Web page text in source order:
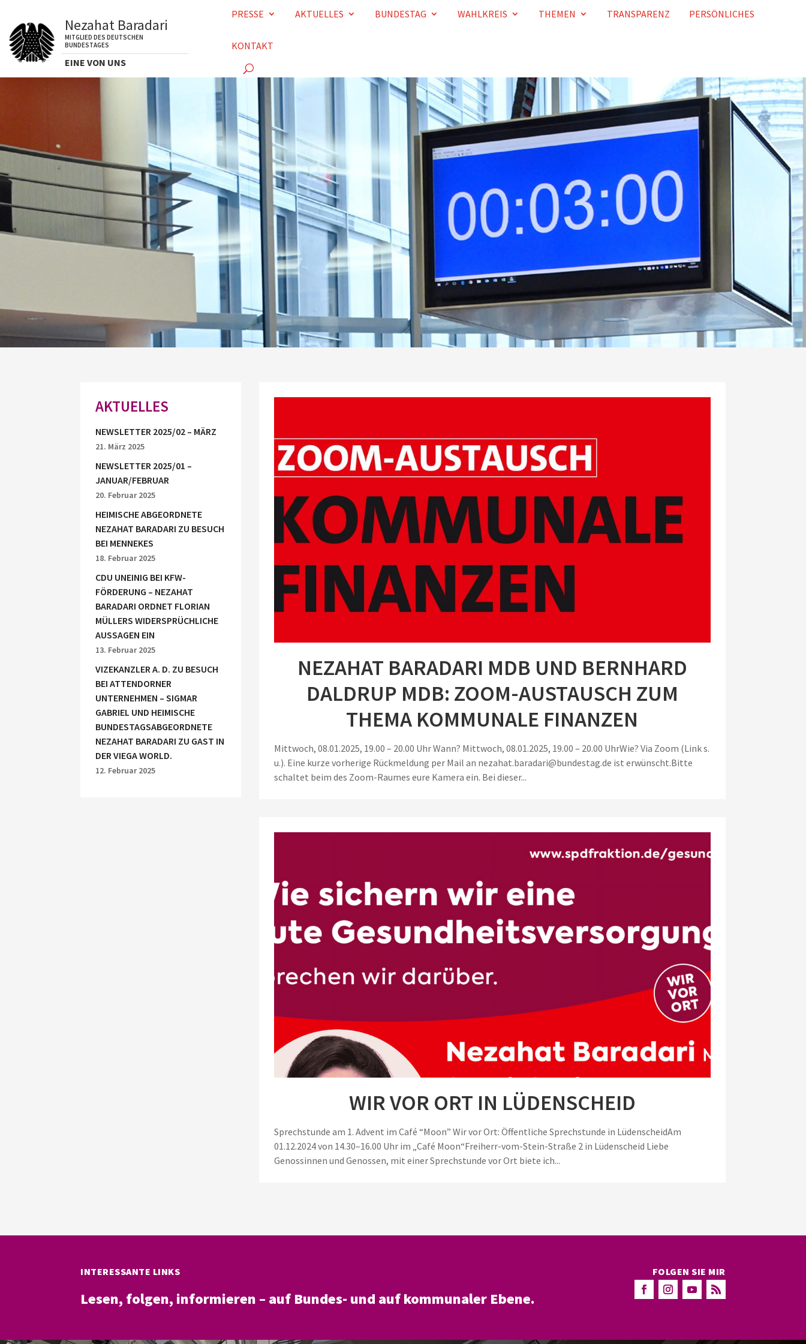
Nezahat Baradari
MITGLIED DES DEUTSCHEN
BUNDESTAGES
EINE VON UNS
PRESSE AKTUELLES BUNDESTAG WAHLKREIS THEMEN TRANSPARENZ PERSÖNLICHES
KONTAKT
NEZAHAT BARADARI MDB UND BERNHARD
DALDRUP MDB: ZOOM-AUSTAUSCH ZUM
THEMA KOMMUNALE FINANZEN
Mittwoch, 08.01.2025, 19.00 – 20.00 Uhr Wann? Mittwoch, 08.01.2025, 19.00 – 20.00 UhrWie? Via Zoom (Link s.
u.). Eine kurze vorherige Rückmeldung per Mail an nezahat.baradari@bundestag.de ist erwünscht.Bitte
schaltet beim des Zoom-Raumes eure Kamera ein. Bei dieser...
WIR VOR ORT IN LÜDENSCHEID
Sprechstunde am 1. Advent im Café “Moon” Wir vor Ort: Öffentliche Sprechstunde in LüdenscheidAm
01.12.2024 von 14.30–16.00 Uhr im „Café Moon“Freiherr-vom-Stein-Straße 2 in Lüdenscheid Liebe
Genossinnen und Genossen, mit einer Sprechstunde vor Ort biete ich...
AKTUELLES
NEWSLETTER 2025/02 – MÄRZ
21. März 2025
NEWSLETTER 2025/01 –
JANUAR/FEBRUAR
20. Februar 2025
HEIMISCHE ABGEORDNETE
NEZAHAT BARADARI ZU BESUCH
BEI MENNEKES
18. Februar 2025
CDU UNEINIG BEI KFW-
FÖRDERUNG – NEZAHAT
BARADARI ORDNET FLORIAN
MÜLLERS WIDERSPRÜCHLICHE
AUSSAGEN EIN
13. Februar 2025
VIZEKANZLER A. D. ZU BESUCH
BEI ATTENDORNER
UNTERNEHMEN – SIGMAR
GABRIEL UND HEIMISCHE
BUNDESTAGSABGEORDNETE
NEZAHAT BARADARI ZU GAST IN
DER VIEGA WORLD.
12. Februar 2025
INTERESSANTE LINKS
Lesen, folgen, informieren – auf Bundes- und auf kommunaler Ebene.
FOLGEN SIE MIR